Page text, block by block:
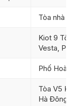
Tòa nhà
Kiot 9
Vesta,
Phố
Tòa V5
Hà Đông